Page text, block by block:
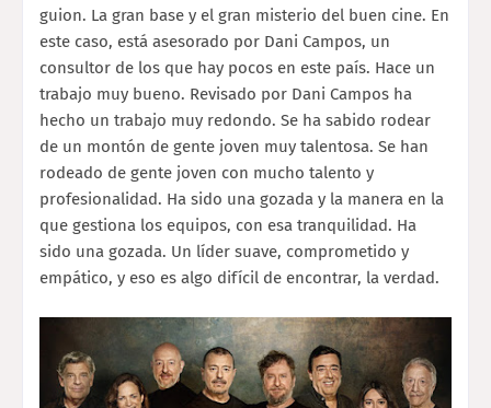
guion. La gran base y el gran misterio del buen cine. En
este caso, está asesorado por Dani Campos, un
consultor de los que hay pocos en este país. Hace un
trabajo muy bueno. Revisado por Dani Campos ha
hecho un trabajo muy redondo. Se ha sabido rodear
de un montón de gente joven muy talentosa. Se han
rodeado de gente joven con mucho talento y
profesionalidad. Ha sido una gozada y la manera en la
que gestiona los equipos, con esa tranquilidad. Ha
sido una gozada. Un líder suave, comprometido y
empático, y eso es algo difícil de encontrar, la verdad.